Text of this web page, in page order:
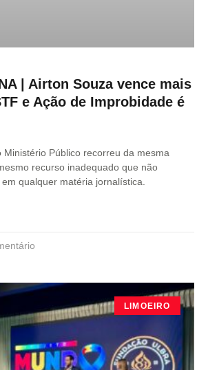
| Airton Souza vence mais
e Ação de Improbidade é
Ministério Público recorreu da mesma
recurso inadequado que não
qualquer matéria jornalística.
LIMOEIRO